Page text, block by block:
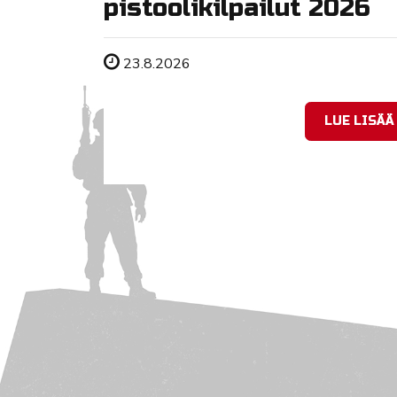
pistoolikilpailut 2026
Tapahtuman ajankohta
23.8.2026
LUE LISÄÄ